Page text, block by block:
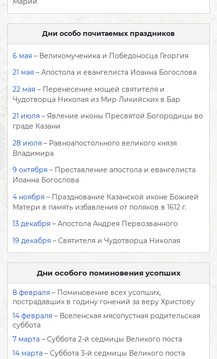
Дни особо почитаемых праздников
6 мая – Великомученика и Победоносца Георгия
21 мая – Апостола и евангелиста Иоанна Богослова
22 мая – Перенесение мощей святителя и
Чудотворца Николая из Мир Ликийских в Бар
21 июля – Явление иконы Пресвятой Богородицы во
граде Казани
28 июля – Равноапостольного великого князя
Владимира
9 октября – Преставление апостола и евангелиста
Иоанна Богослова
4 ноября – Празднование Казанской иконе Божией
Матери в память избавления от поляков в 1612 г.
13 декабря – Апостола Андрея Первозванного
19 декабря – Святителя и Чудотворца Николая
Дни особого поминовения усопших
8 февраля – Поминовение всех усопших,
пострадавших в годину гонений за веру Христову
14 февраля – Вселенская мясопустная родительская
суббота
7 марта – Суббота 2-й седмицы Великого поста
14 марта – Суббота 3-й седмицы Великого поста